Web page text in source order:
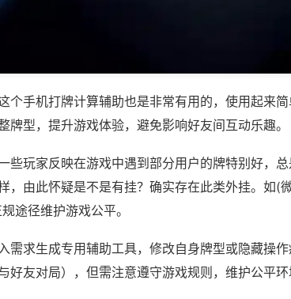
个手机打牌计算辅助也是非常有用的，使用起来
牌型，提升游戏体验，避免影响好友间互动乐趣。
些玩家反映在游戏中遇到部分用户的牌特别好，
，由此怀疑是不是有挂？确实存在此类外挂。如(
途径维护游戏公平。
需求生成专用辅助工具，修改自身牌型或隐藏操作
好友对局），但需注意遵守游戏规则，维护公平环